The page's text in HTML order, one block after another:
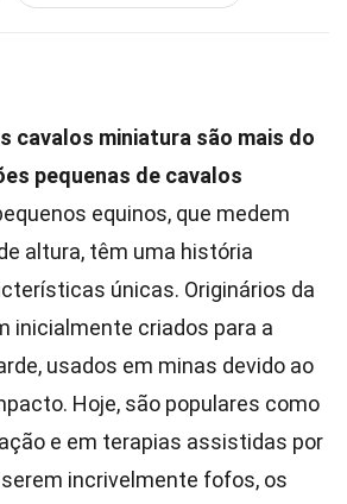
cavalos miniatura são mais do
pequenas de cavalos
equinos, que medem
altura, têm uma história
únicas. Originários da
inicialmente criados para a
usados em minas devido ao
Hoje, são populares como
e em terapias assistidas por
incrivelmente fofos, os